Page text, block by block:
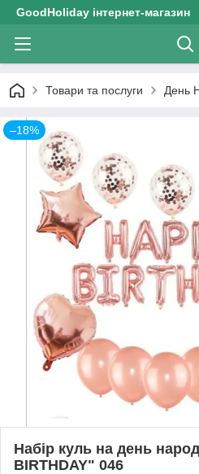
GoodHoliday інтернет-магазин
Товари та послуги День
–18%
Набір куль на день
BIRTHDAY" 046